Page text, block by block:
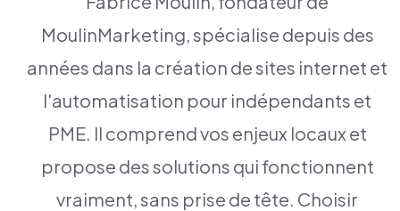
MoulinMarketing, spécialise depuis des
années dans la création de sites internet et
l'automatisation pour indépendants et
PME. Il comprend vos enjeux locaux et
propose des solutions qui fonctionnent
vraiment, sans prise de tête. Choisir